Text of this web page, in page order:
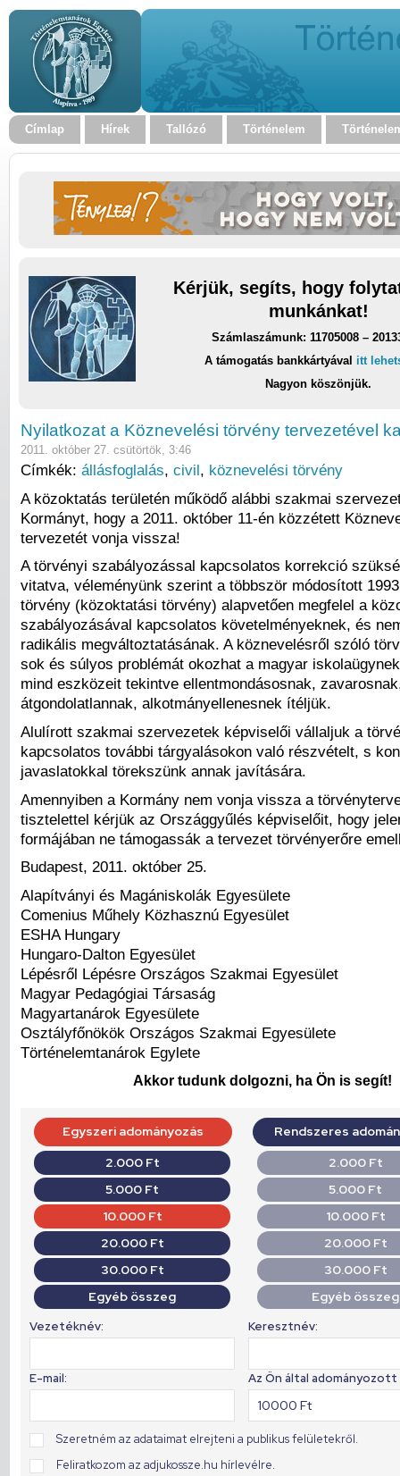
Címlap Hírek Tallózó Történelem
Kérjük, segíts, hogy
munkánkat!
Számlaszámunk: 11705008 –
A támogatás bankkártyával itt
Nagyon köszönjük.
Nyilatkozat a Köznevelési törvény tervezetével
2011. október 27. csütörtök, 3:46
Címkék: állásfoglalás, civil, köznevelési törvény
A közoktatás területén működő alábbi szakmai
Kormányt, hogy a 2011. október 11-én közzétett
tervezetét vonja vissza!
A törvényi szabályozással kapcsolatos korrekció
vitatva, véleményünk szerint a többször módosított
törvény (közoktatási törvény) alapvetően megfelel a
szabályozásával kapcsolatos követelményeknek, és
radikális megváltoztatásának. A köznevelésről szóló
sok és súlyos problémát okozhat a magyar
mind eszközeit tekintve ellentmondásosnak,
átgondolatlannak, alkotmányellenesnek ítéljük.
Alulírott szakmai szervezetek képviselői vállaljuk a
kapcsolatos további tárgyalásokon való részvételt, s
javaslatokkal törekszünk annak javítására.
Amennyiben a Kormány nem vonja vissza a
tisztelettel kérjük az Országgyűlés képviselőit, hogy
formájában ne támogassák a tervezet törvényerőre
Budapest, 2011. október 25.
Alapítványi és Magániskolák Egyesülete
Comenius Műhely Közhasznú Egyesület
ESHA Hungary
Hungaro-Dalton Egyesület
Lépésről Lépésre Országos Szakmai Egyesület
Magyar Pedagógiai Társaság
Magyartanárok Egyesülete
Osztályfőnökök Országos Szakmai Egyesülete
Történelemtanárok Egylete
Akkor tudunk dolgozni, ha Ön is segít!